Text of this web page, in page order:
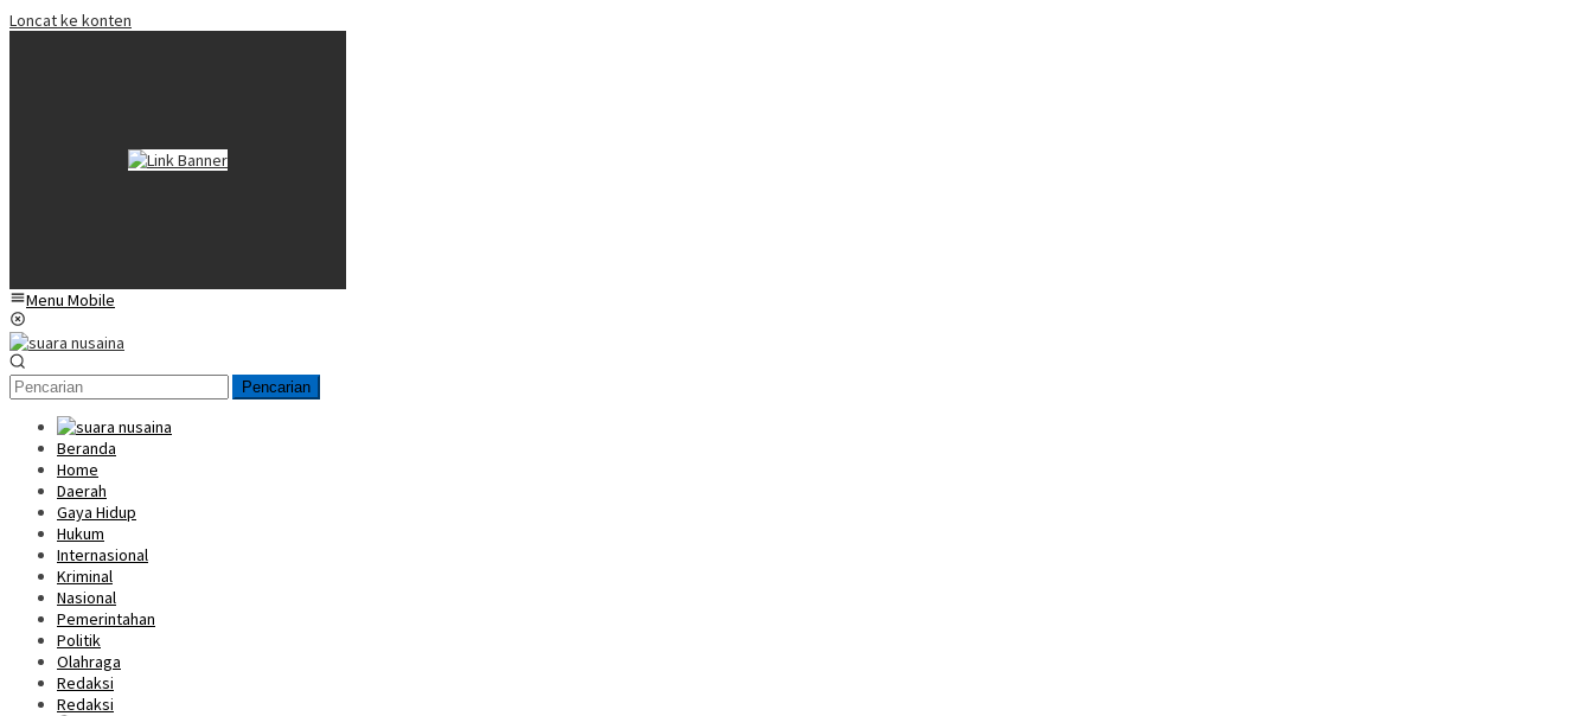
Loncat ke konten
Menu Mobile
Pencarian
Beranda
Home
Daerah
Gaya Hidup
Hukum
Internasional
Kriminal
Nasional
Pemerintahan
Politik
Olahraga
Redaksi
Redaksi